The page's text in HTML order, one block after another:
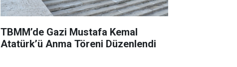
TBMM’de Gazi Mustafa Kemal
Atatürk’ü Anma Töreni Düzenlendi